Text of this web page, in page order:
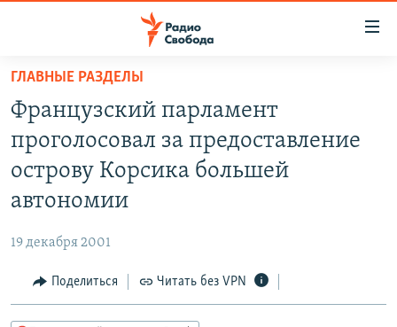
упрощенного
доступа
основному
содержанию
навигации
Вернутся
ПОДКАСТЫ
АВТОРСКИЕ ПРОЕКТЫ
КУЛЬТУРА
IDEL.РЕАЛИИ
КАВКАЗ.РЕАЛИИ
ГЛАВНЫЕ РАЗДЕЛЫ
Французский парламент
проголосовал за предоставление
острову Корсика большей
автономии
19 декабря 2001
Поделиться Читать без VPN